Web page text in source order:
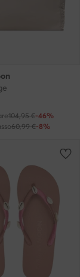
104,95 €-46%
60,99 €-8%